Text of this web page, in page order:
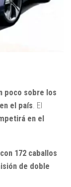
poco sobre los
el país . El
en el
172 caballos
de doble